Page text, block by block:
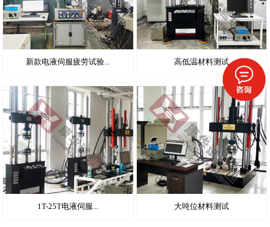
新款电液伺服疲劳试验... 高低温材料测试
1T-25T电液伺服... 大吨位材料测试